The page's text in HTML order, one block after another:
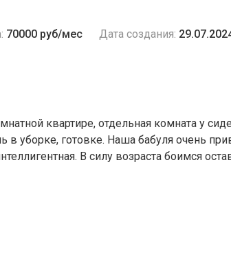
70000 руб/мес Дата создания:
квартире, отдельная комната у
в уборке, готовке. Наша бабуля очень
В силу возраста боимся